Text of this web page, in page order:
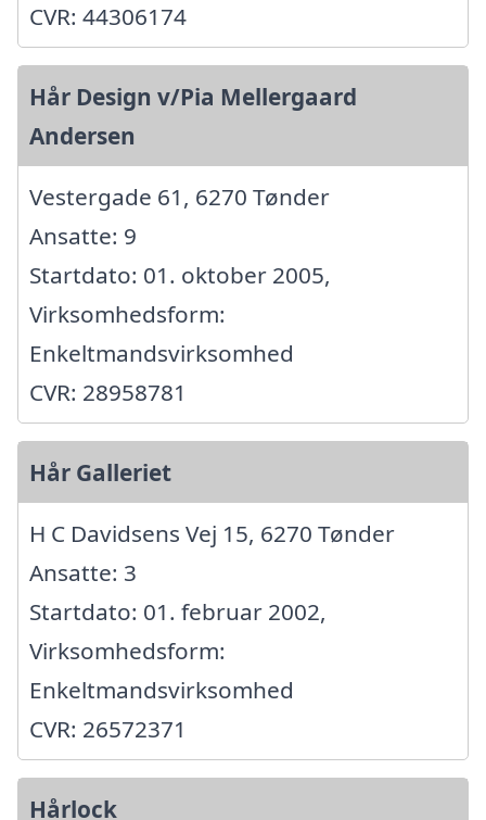
CVR: 44306174
Hår Design v/Pia Mellergaard
Andersen
Vestergade 61, 6270 Tønder
Ansatte: 9
Startdato: 01. oktober 2005,
Virksomhedsform:
Enkeltmandsvirksomhed
CVR: 28958781
Hår Galleriet
H C Davidsens Vej 15, 6270 Tønder
Ansatte: 3
Startdato: 01. februar 2002,
Virksomhedsform:
Enkeltmandsvirksomhed
CVR: 26572371
Hårlock